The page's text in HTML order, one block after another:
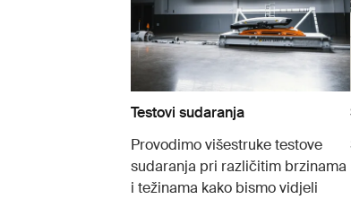
Testovi sudaranja
Provodimo višestruke testove
sudaranja pri različitim brzinama
i težinama kako bismo vidjeli